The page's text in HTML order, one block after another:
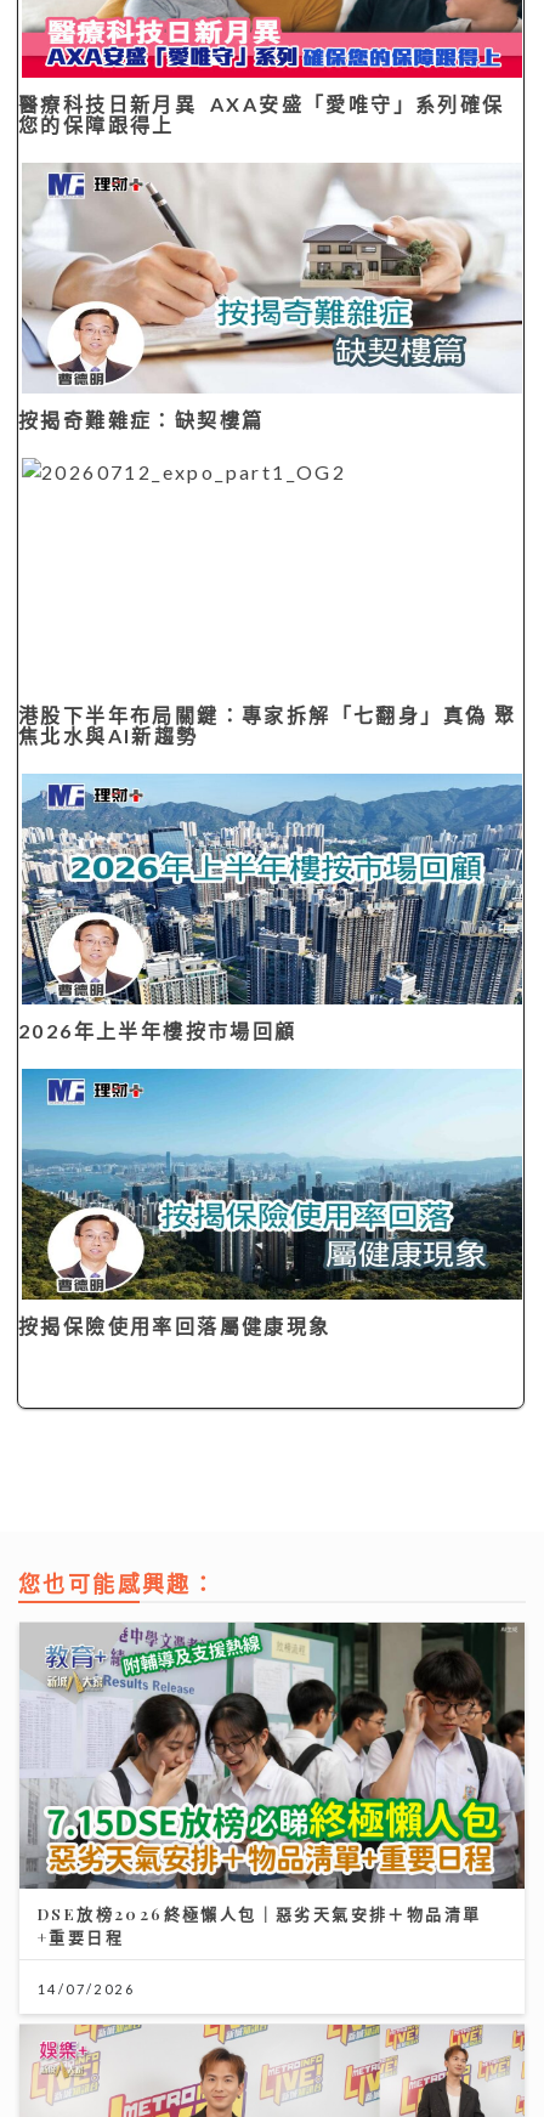
醫療科技日新月異 AXA安盛「愛唯守」系列確保
您的保障跟得上
按揭奇難雜症：缺契樓篇
港股下半年布局關鍵：專家拆解「七翻身」真偽 聚
焦北水與AI新趨勢
2026年上半年樓按市場回顧
按揭保險使用率回落屬健康現象
您也可能感興趣：
DSE放榜2026終極懶人包｜惡劣天氣安排＋物品清單
+重要日程
14/07/2026